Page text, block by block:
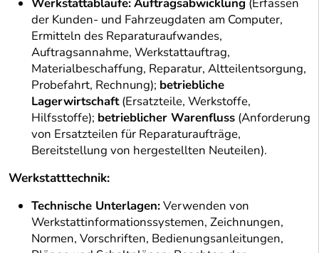
Werkstattabläufe:Auftragsabwicklung (Erfassen
der Kunden- und Fahrzeugdaten am Computer,
Ermitteln des Reparaturaufwandes,
Auftragsannahme, Werkstattauftrag,
Materialbeschaffung, Reparatur, Altteilentsorgung,
Probefahrt, Rechnung); betriebliche
Lagerwirtschaft(Ersatzteile, Werkstoffe,
Hilfsstoffe); betrieblicher Warenfluss (Anforderung
von Ersatzteilen für Reparaturaufträge,
Bereitstellung von hergestellten Neuteilen).
Werkstatttechnik:
Technische Unterlagen:Verwenden von
Werkstattinformationssystemen, Zeichnungen,
Normen, Vorschriften, Bedienungsanleitungen,